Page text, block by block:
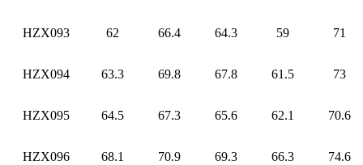
HZX093 62 66.4 64.3 59 71
HZX094 63.3 69.8 67.8 61.5 73
HZX095 64.5 67.3 65.6 62.1 70.6
HZX096 68.1 70.9 69.3 66.3 74.6